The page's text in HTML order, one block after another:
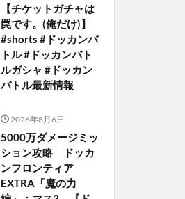
【チケットガチャは
罠です。(俺だけ)】
#shorts #ドッカンバ
トル #ドッカンバト
ルガシャ #ドッカン
バトル最新情報
2026年8月6日
5000万ダメージミッ
ション攻略 ドッカ
ンフロンティア
EXTRA「魔の力